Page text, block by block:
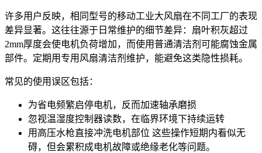
许多用户反映，相同型号的移动工业大风扇在不同工厂的表现
差异显著。这往往源于日常维护的细节差异：扇叶积灰超过
2mm厚度会使电机负荷增加，而使用普通清洁剂可能腐蚀金属
部件。定期用专用 风扇清洁剂 维护，能避免这类隐性损耗。
常见的使用误区包括：
为省电频繁启停电机，反而加速轴承磨损
忽视温湿度控制器读数，在临界环境下持续运转
用高压水枪直接冲洗电机部位 这些操作短期内看似无
碍，但会累积成电机故障或绝缘老化等问题。